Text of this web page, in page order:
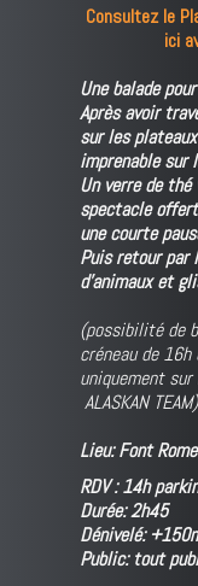
Consultez le
ici
Une balade
Après avoir
sur les
imprenable sur
Un verre de
spectacle
une courte
Puis retour par
d'animaux et
(possibilité de
créneau de
uniquement
ALASKAN TEAM)
Lieu: Font
RDV : 14h
Durée: 2h45
Dénivelé:
Public: tout